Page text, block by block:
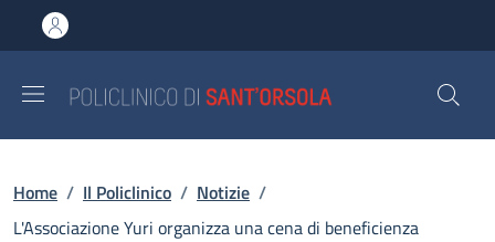
al contenuto principale
to footer content
Briciole di pane
Home / Il Policlinico / Notizie /
L'Associazione Yuri organizza una cena di beneficienza